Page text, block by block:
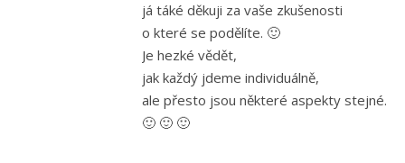
já táké děkuji za vaše zkušenosti
o které se podělíte. 🙂
Je hezké vědět,
jak každý jdeme individuálně,
ale přesto jsou některé aspekty stejné.
🙂 🙂 🙂